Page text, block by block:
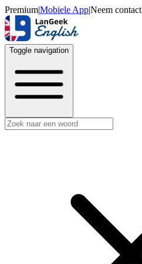
Premium|Mobiele App|Neem
Toggle navigation